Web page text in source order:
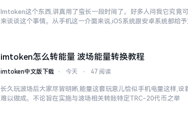
Imtoken这个东西,讲真用了蛮长一段时间了。好多人问我它究竟
来谈谈这个事情。从手机这一介面来说,iOS系统跟安卓系统都给
imtoken怎么转能量 波场能量转换教程
imtoken中文版下载 ⋅ 今天 ⋅ 47 阅读
长久玩波场后大家尽皆明晰,能量这套玩意儿恰似手机电量这样,设
难以做成。不论旨在实施与波场相关转账特定TRC-20代币之举